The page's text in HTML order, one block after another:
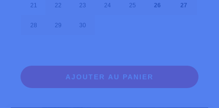
21 22 23 24 25 26 27
28 29 30
AJOUTER AU PANIER